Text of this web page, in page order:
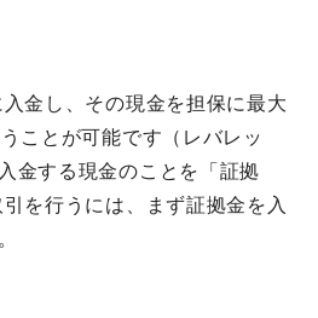
金し、その現金を担保に最大
ことが可能です（レバレッ
金する現金のことを「証拠
を行うには、まず証拠金を入